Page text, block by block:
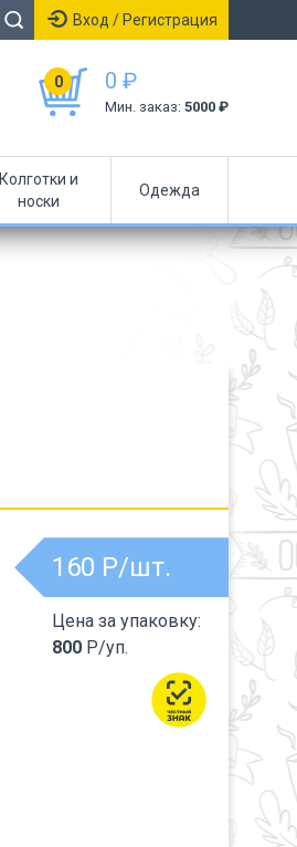
Вход / Регистрация
0 0 ₽
Мин. заказ: 5000 ₽
Колготки и
носки
Одежда
160 Р/шт.
Цена за упаковку:
800 Р/уп.